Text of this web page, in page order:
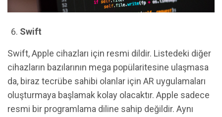
Swift
Swift, Apple cihazları için resmi dildir. Listedeki diğer
cihazların bazılarının mega popülaritesine ulaşmasa
da, biraz tecrübe sahibi olanlar için AR uygulamaları
oluşturmaya başlamak kolay olacaktır. Apple sadece
resmi bir programlama diline sahip değildir. Aynı